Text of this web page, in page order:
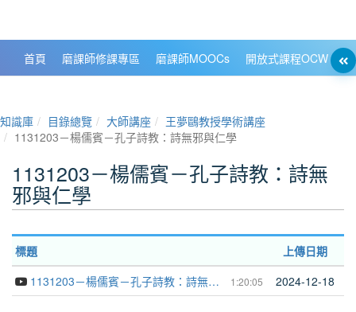
首頁 磨課師修課專區 磨課師MOOCs 開放式課程OCW
知識庫 目錄總覽 大師講座
王夢鷗教授學術講座
1131203－楊儒賓－孔子詩教：詩無邪與仁學
1131203－楊儒賓－孔子詩教：詩無
邪與仁學
標題 上傳日期
1:20:05
1131203－楊儒賓－孔子詩教：詩無邪與仁學 2024-12-18